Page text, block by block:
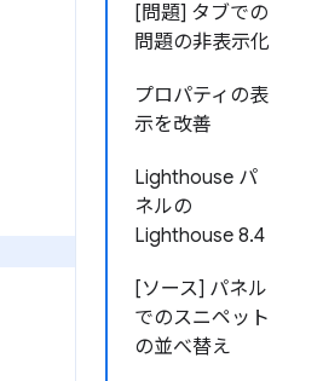
[問題] タブでの
問題の非表示化
プロパティの表
示を改善
Lighthouse パ
ネルの
Lighthouse 8.4
[ソース] パネル
でのスニペット
の並べ替え